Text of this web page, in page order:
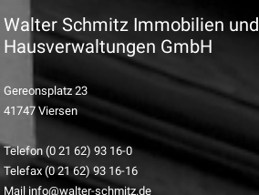
Walter Schmitz Immobilien und
Hausverwaltungen GmbH
Gereonsplatz 23
41747 Viersen
Telefon (0 21 62) 93 16-0
Telefax (0 21 62) 93 16-16
Mail info@walter-schmitz.de